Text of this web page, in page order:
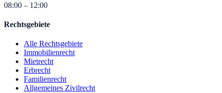
08:00 – 12:00
Rechtsgebiete
Alle Rechtsgebiete
Immobilienrecht
Mietrecht
Erbrecht
Familienrecht
Allgemeines Zivilrecht